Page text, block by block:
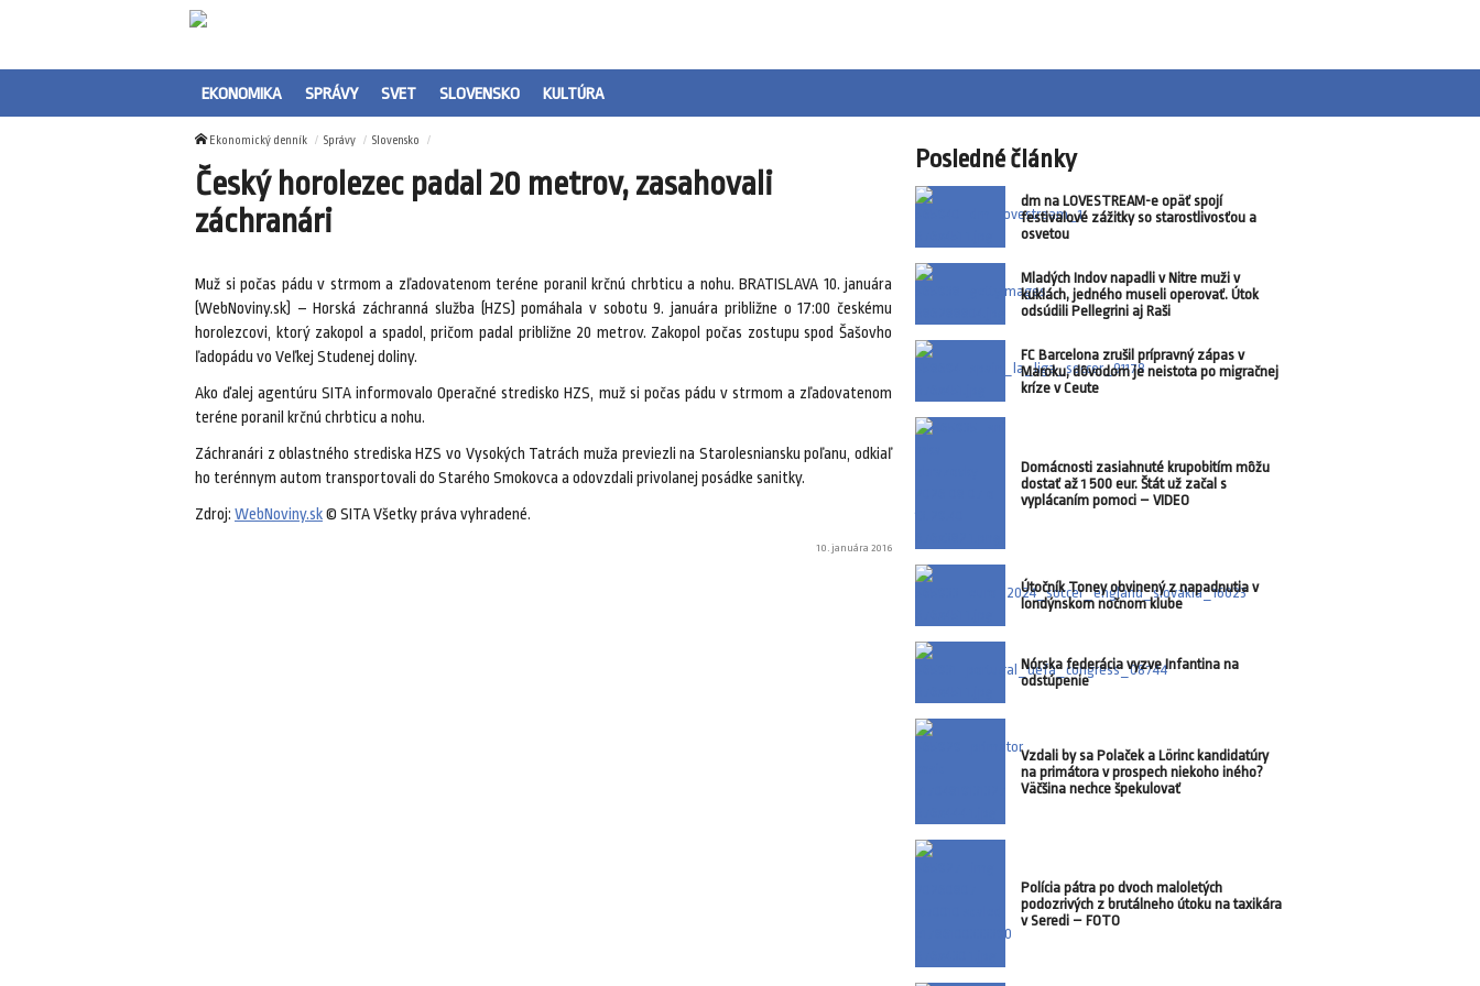
EKONOMIKA SPRÁVY SVET SLOVENSKO KULTÚRA
Ekonomický denník Správy Slovensko
Český horolezec padal 20 metrov, zasahovali
záchranári
Muž si počas pádu v strmom a zľadovatenom teréne poranil krčnú chrbticu a nohu. BRATISLAVA 10. januára
(WebNoviny.sk) – Horská záchranná služba (HZS) pomáhala v sobotu 9. januára približne o 17:00 českému
horolezcovi, ktorý zakopol a spadol, pričom padal približne 20 metrov. Zakopol počas zostupu spod Šašovho
ľadopádu vo Veľkej Studenej doliny.
Ako ďalej agentúru SITA informovalo Operačné stredisko HZS, muž si počas pádu v strmom a zľadovatenom
teréne poranil krčnú chrbticu a nohu.
Záchranári z oblastného strediska HZS vo Vysokých Tatrách muža previezli na Starolesniansku poľanu, odkiaľ
ho terénnym autom transportovali do Starého Smokovca a odovzdali privolanej posádke sanitky.
Zdroj: WebNoviny.sk© SITA Všetky práva vyhradené.
10. januára 2016
Posledné články
dm na LOVESTREAM-e opäť spojí
festivalové zážitky so starostlivosťou a
osvetou
Mladých Indov napadli v Nitre muži v
kuklách, jedného museli operovať. Útok
odsúdili Pellegrini aj Raši
FC Barcelona zrušil prípravný zápas v
Maroku, dôvodom je neistota po migračnej
kríze v Ceute
Domácnosti zasiahnuté krupobitím môžu
dostať až 1 500 eur. Štát už začal s
vyplácaním pomoci – VIDEO
Útočník Toney obvinený z napadnutia v
londýnskom nočnom klube
Nórska federácia vyzve Infantina na
odstúpenie
Vzdali by sa Polaček a Lörinc kandidatúry
na primátora v prospech niekoho iného?
Väčšina nechce špekulovať
Polícia pátra po dvoch maloletých
podozrivých z brutálneho útoku na taxikára
v Seredi – FOTO